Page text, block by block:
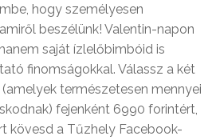
hogy személyesen
beszélünk! Valentin-napon
saját ízlelőbimbóid is
finomságokkal. Válassz a két
természetesen mennyei
fejenként 6990 forintért,
kövesd a Tűzhely Facebook-